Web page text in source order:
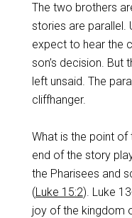
The two brothers
stories are parallel.
expect to hear the
son’s decision. But
left unsaid. The
cliffhanger.
What is the point of
end of the story
the Pharisees and
(Luke 15:2). Luke
joy of the kingdom